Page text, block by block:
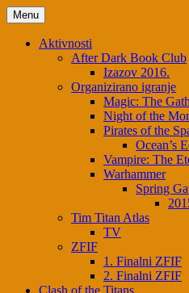
Skip
to
content
Menu
Aktivnosti
After Dark Book Club
Izazov 2016.
Organizirano igranje
Magic: The
Night of the
Pirates of the
Ocean’s
Vampire: The
Warhammer
Spring
Tim Titan Atlas
TV
ZFIF
1. Finalni ZFIF
2. Finalni ZFIF
Clash of the Titans